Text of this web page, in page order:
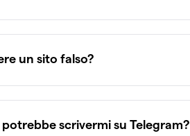
un sito falso?
scrivermi su Telegram?